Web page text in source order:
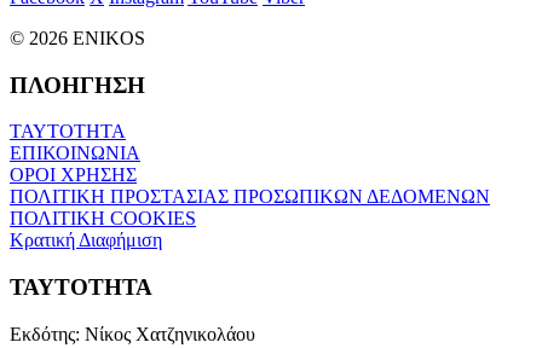
© 2026 ENIKOS
ΠΛΟΗΓΗΣΗ
ΤΑΥΤΟΤΗΤΑ
ΕΠΙΚΟΙΝΩΝΙΑ
ΟΡΟΙ ΧΡΗΣΗΣ
ΠΟΛΙΤΙΚΗ ΠΡΟΣΤΑΣΙΑΣ ΠΡΟΣΩΠΙΚΩΝ ΔΕΔΟΜΕΝΩΝ
ΠΟΛΙΤΙΚΗ COOKIES
Κρατική Διαφήμιση
ΤΑΥΤΟΤΗΤΑ
Εκδότης: Νίκος Χατζηνικολάου